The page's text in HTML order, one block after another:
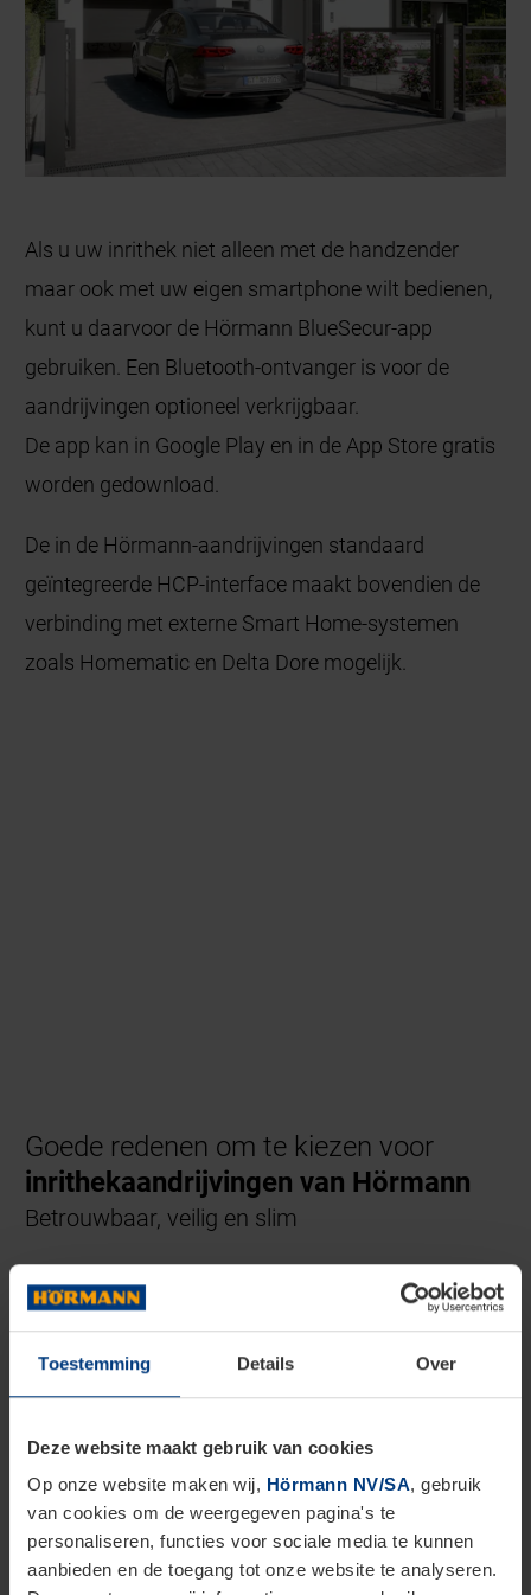
Toestemming Details Over
Deze website maakt gebruik van cookies
Op onze website maken wij, Hörmann NV/SA, gebruik
van cookies om de weergegeven pagina's te
personaliseren, functies voor sociale media te kunnen
aanbieden en de toegang tot onze website te analyseren.
Als u uw inrithek niet alleen met de handzender
maar ook met uw eigen smartphone wilt bedienen,
kunt u daarvoor de Hörmann BlueSecur-app
gebruiken. Een Bluetooth-ontvanger is voor de
aandrijvingen optioneel verkrijgbaar.
De app kan in Google Play en in de App Store gratis
worden gedownload.
De in de Hörmann-aandrijvingen standaard
geïntegreerde HCP-interface maakt bovendien de
verbinding met externe Smart Home-systemen
zoals Homematic en Delta Dore mogelijk.
Goede redenen om te kiezen voor
inrithekaandrijvingen van Hörmann
Betrouwbaar, veilig en slim